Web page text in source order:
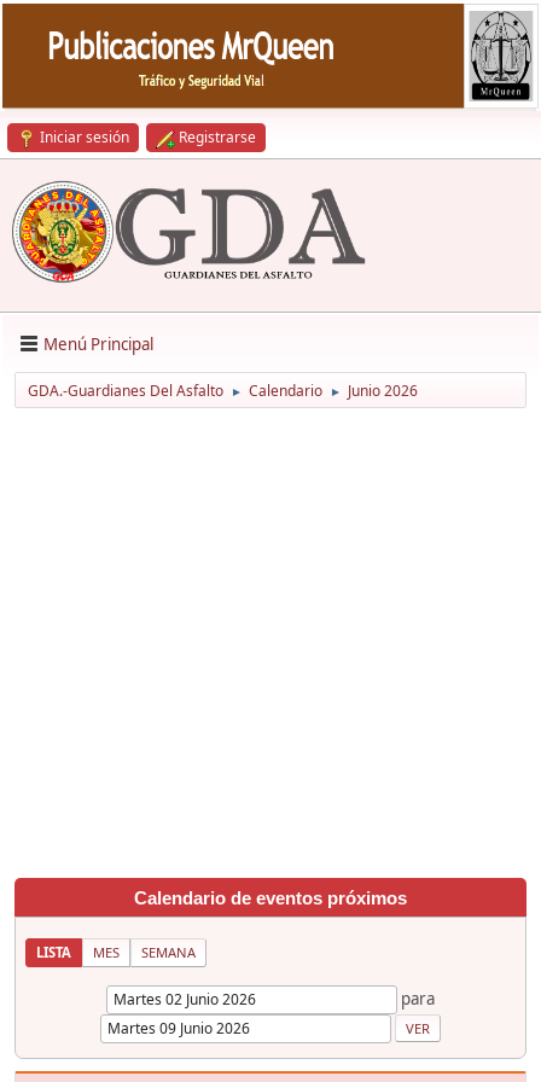
Iniciar sesión Registrarse
Menú Principal
GDA.-Guardianes Del Asfalto ► Calendario ► Junio 2026
Calendario de eventos próximos
LISTA MES SEMANA
para